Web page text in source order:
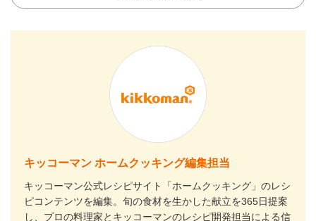
キッコーマン ホームクッキング編集担当
キッコーマン公式レシピサイト「ホームクッキング」のレシ
ピコンテンツを編集。旬の食材を生かした献立を365日提案
し、プロの料理家とキッコーマンのレシピ開発担当による信